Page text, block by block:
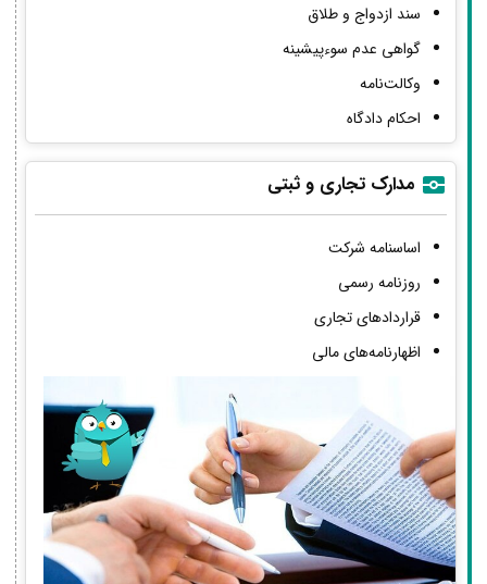
سند ازدواج و طلاق
گواهی عدم سوءپیشینه
وکالت‌نامه
احکام دادگاه
مدارک تجاری و ثبتی
اساسنامه شرکت
روزنامه رسمی
قراردادهای تجاری
اظهارنامه‌های مالی